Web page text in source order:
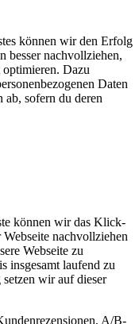
können wir den Erfolg
besser nachvollziehen,
optimieren. Dazu
Daten
ab, sofern du deren
können wir das Klick-
nachvollziehen
Webseite zu
insgesamt laufend zu
wir auf dieser
A/B-